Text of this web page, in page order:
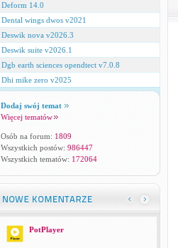
Deform 14.0
Dental wings dwos v2021
Deswik nova v2026.3
Deswik suite v2026.1
Dgb earth sciences opendtect v7.0.8
Dhi mike zero v2025
Dodaj swój temat
Więcej tematów
Osób na forum: 1809
Wszystkich postów: 986447
Wszystkich tematów: 172064
PotPlayer